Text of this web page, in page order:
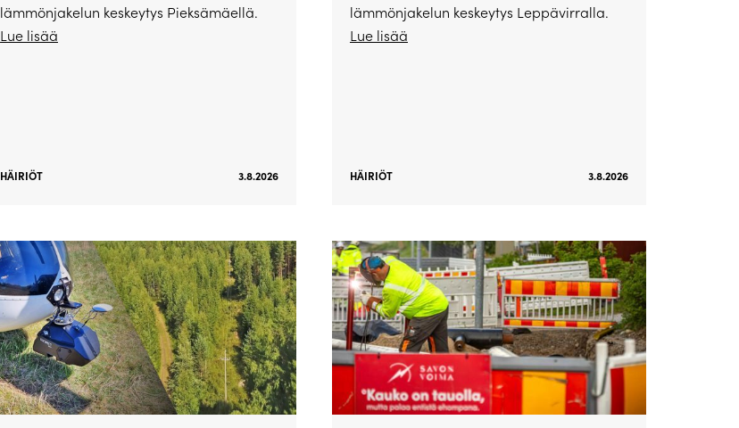
lämmönjakelun keskeytys Pieksämäellä.
Lue lisää
HÄIRIÖT 3.8.2026
lämmönjakelun keskeytys Leppävirralla.
Lue lisää
HÄIRIÖT 3.8.2026